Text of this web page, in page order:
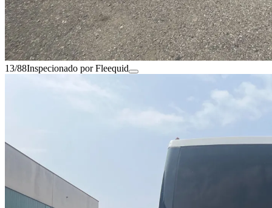
13/88Inspecionado por Fleequid